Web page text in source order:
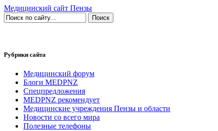
Медицинский сайт Пензы
Рубрики сайта
Медицинский форум
Блоги MEDPNZ
Спецпредложения
MEDPNZ рекомендует
Медицинские учреждения Пензы и области
Новости со всего мира
Полезные телефоны